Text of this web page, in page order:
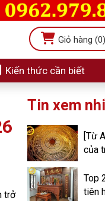
Giỏ hàng (0)
Kiến thức cần biết
trở
Tin xem
[Từ
của
Top
tiên